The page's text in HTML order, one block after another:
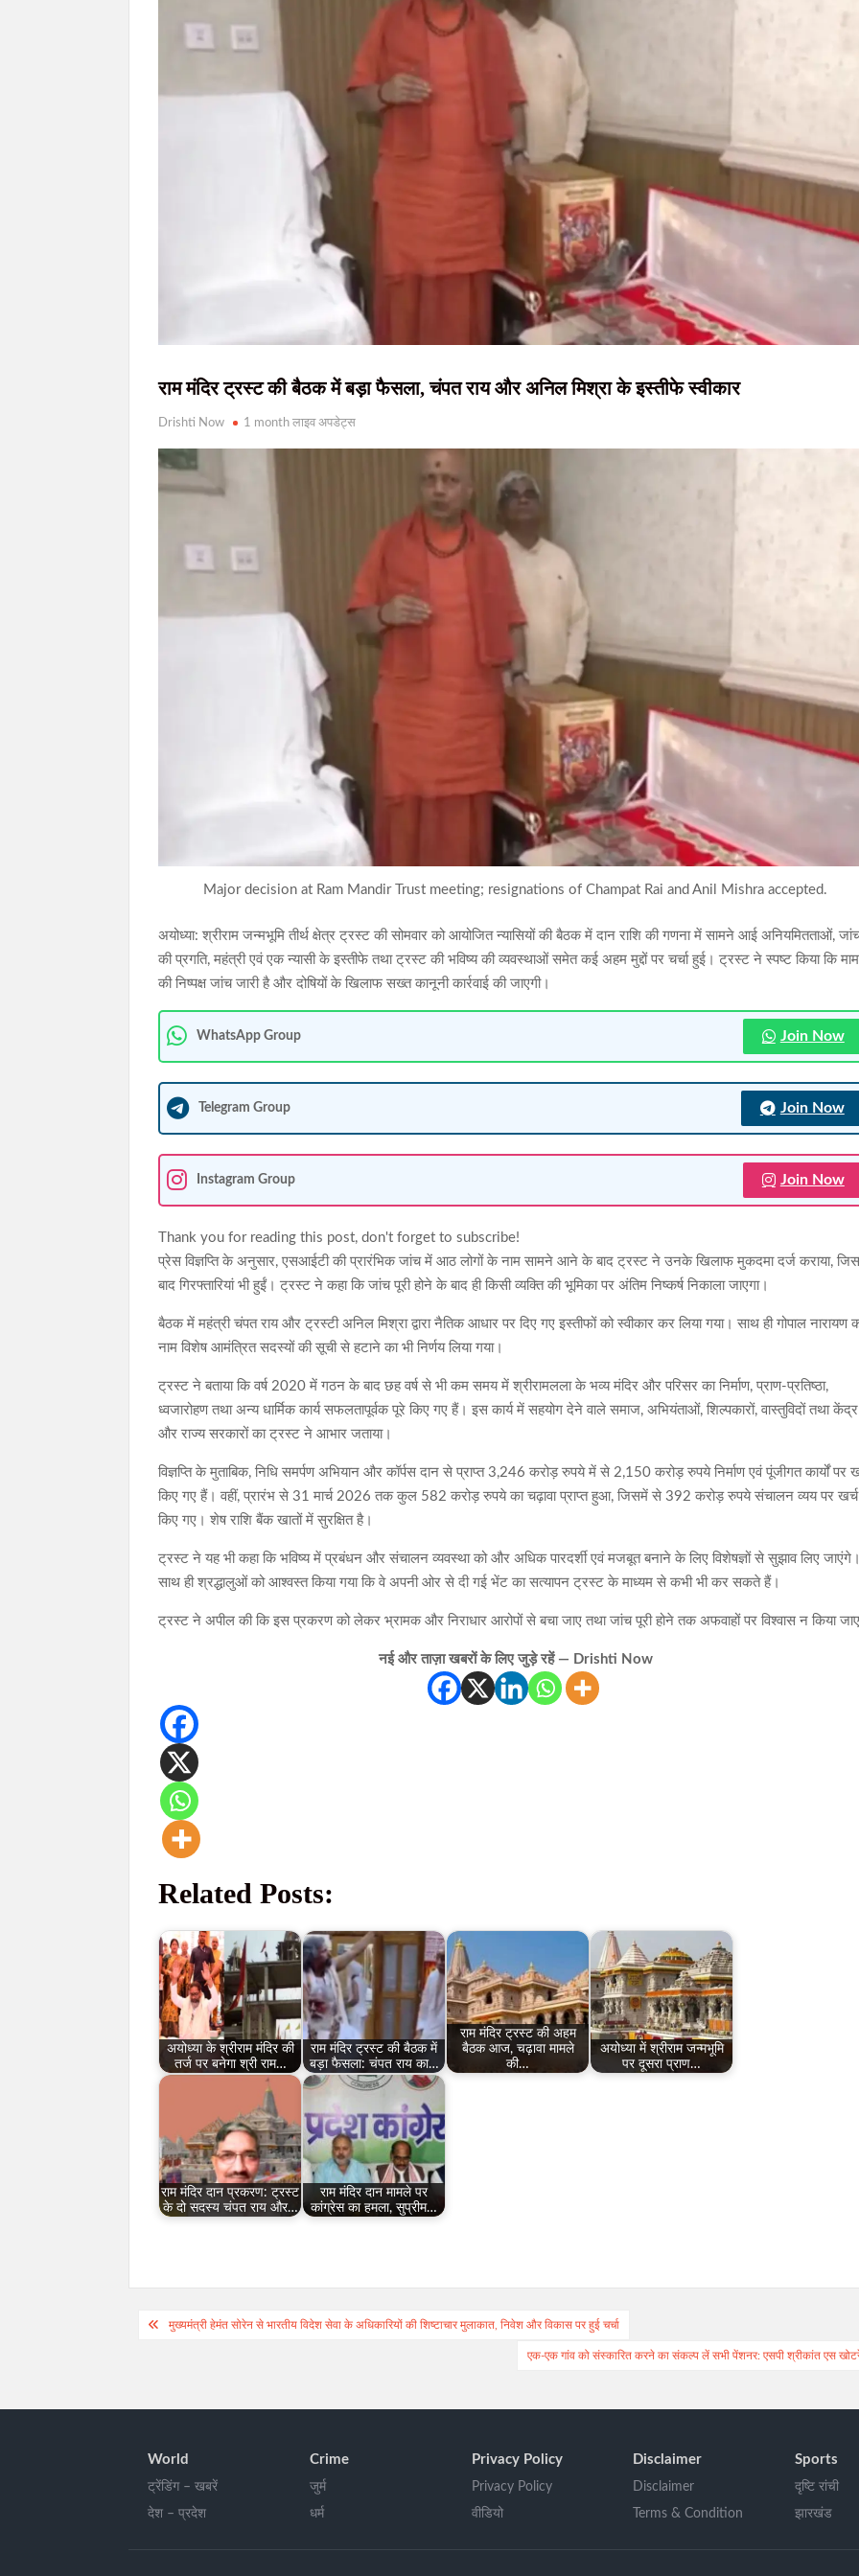
NEWS, हिंदी
न्यूज़ , HINDI
SAMACHAR,
हिंदी समाचार,
दृष्टि नाउ
77वें राज्यव्यापी वन महोत्सव में मुख्यमंत्री हेमन्त सोरेन का संदेश, बोले- जल, जंगल और जमीन का संरक्षण ही समृद्ध झारखंड की कुंजी
मुख्यमंत्री हेमन्त सोरेन को ब्रह्माकुमारी बहनों ने बांधी राखी, दिया प्रेम, सद्भाव और पवित्रता का संदेश
JPSC आंदोलन: सरकार-छात्र वार्ता आज देर शाम संभव , स्टेट गेस्ट हाउस में होगी बैठक
खराब साइकिलों पर बवाल: जनप्रतिनिधियों ने रुकवाया वितरण, पहले मरम्मत के बाद ही छात्रों को मिलेगी साइकिल
जेपीएससी-जेएसएससी(JPSC) परीक्षा विवाद: विधानसभा घेराव के दौरान हंगामा, छात्र नेता नेहा बोरा पर फेंकी गई स्याही
राम मंदिर ट्रस्ट की बैठक में बड़ा फैसला, चंपत राय और अनिल मिश्रा के इस्तीफे स्वीकार
Drishti Now 1 month लाइव अपडेट्स
Major decision at Ram Mandir Trust meeting; resignations of Champat Rai and Anil Mishra accepted.
अयोध्या: श्रीराम जन्मभूमि तीर्थ क्षेत्र ट्रस्ट की सोमवार को आयोजित न्यासियों की बैठक में दान राशि की गणना में सामने आई अनियमितताओं,
की प्रगति, महंत्री एवं एक न्यासी के इस्तीफे तथा ट्रस्ट की भविष्य की व्यवस्थाओं समेत कई अहम मुद्दों पर चर्चा हुई। ट्रस्ट ने स्पष्ट किया कि
की निष्पक्ष जांच जारी है और दोषियों के खिलाफ सख्त कानूनी कार्रवाई की जाएगी।
WhatsApp Group Join Now
Telegram Group Join Now
Instagram Group Join Now
Thank you for reading this post, don't forget to subscribe!
प्रेस विज्ञप्ति के अनुसार, एसआईटी की प्रारंभिक जांच में आठ लोगों के नाम सामने आने के बाद ट्रस्ट ने उनके खिलाफ मुकदमा दर्ज कराया,
बाद गिरफ्तारियां भी हुईं। ट्रस्ट ने कहा कि जांच पूरी होने के बाद ही किसी व्यक्ति की भूमिका पर अंतिम निष्कर्ष निकाला जाएगा।
बैठक में महंत्री चंपत राय और ट्रस्टी अनिल मिश्रा द्वारा नैतिक आधार पर दिए गए इस्तीफों को स्वीकार कर लिया गया। साथ ही गोपाल नारायण
नाम विशेष आमंत्रित सदस्यों की सूची से हटाने का भी निर्णय लिया गया।
ट्रस्ट ने बताया कि वर्ष 2020 में गठन के बाद छह वर्ष से भी कम समय में श्रीरामलला के भव्य मंदिर और परिसर का निर्माण, प्राण-प्रतिष्ठा,
ध्वजारोहण तथा अन्य धार्मिक कार्य सफलतापूर्वक पूरे किए गए हैं। इस कार्य में सहयोग देने वाले समाज, अभियंताओं, शिल्पकारों, वास्तुविदों तथा केंद्र
और राज्य सरकारों का ट्रस्ट ने आभार जताया।
विज्ञप्ति के मुताबिक, निधि समर्पण अभियान और कॉर्पस दान से प्राप्त 3,246 करोड़ रुपये में से 2,150 करोड़ रुपये निर्माण एवं पूंजीगत कार्यों पर
किए गए हैं। वहीं, प्रारंभ से 31 मार्च 2026 तक कुल 582 करोड़ रुपये का चढ़ावा प्राप्त हुआ, जिसमें से 392 करोड़ रुपये संचालन व्यय पर खर्च
किए गए। शेष राशि बैंक खातों में सुरक्षित है।
ट्रस्ट ने यह भी कहा कि भविष्य में प्रबंधन और संचालन व्यवस्था को और अधिक पारदर्शी एवं मजबूत बनाने के लिए विशेषज्ञों से सुझाव लिए जाएंगे।
साथ ही श्रद्धालुओं को आश्वस्त किया गया कि वे अपनी ओर से दी गई भेंट का सत्यापन ट्रस्ट के माध्यम से कभी भी कर सकते हैं।
ट्रस्ट ने अपील की कि इस प्रकरण को लेकर भ्रामक और निराधार आरोपों से बचा जाए तथा जांच पूरी होने तक अफवाहों पर विश्वास न किया
नई और ताज़ा खबरों के लिए जुड़े रहें — Drishti Now
Related Posts:
अयोध्या के श्रीराम मंदिर की
तर्ज पर बनेगा श्री राम…
राम मंदिर ट्रस्ट की बैठक में
बड़ा फैसला: चंपत राय का…
राम मंदिर ट्रस्ट की अहम
बैठक आज, चढ़ावा मामले
की…
अयोध्या में श्रीराम जन्मभूमि
पर दूसरा प्राण…
राम मंदिर दान प्रकरण: ट्रस्ट
के दो सदस्य चंपत राय और…
राम मंदिर दान मामले पर
कांग्रेस का हमला, सुप्रीम…
Postमुख्यमंत्री हेमंत सोरेन से भारतीय विदेश सेवा के अधिकारियों की शिष्टाचार मुलाकात, निवेश और विकास पर हुई चर्चा
एक-एक गांव को संस्कारित करने का संकल्प लें सभी पेंशनर: एसपी श्रीकांत एस
World
ट्रेंडिंग – खबरें
देश – प्रदेश
Crime
जुर्म
धर्म
Privacy Policy
Privacy Policy
वीडियो
Disclaimer
Disclaimer
Terms & Condition
Sports
दृष्टि रांची
झारखंड